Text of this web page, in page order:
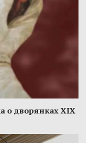
о дворянках XIX